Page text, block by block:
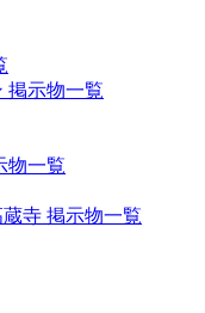
掲示物一覧
物一覧
寺 掲示物一覧